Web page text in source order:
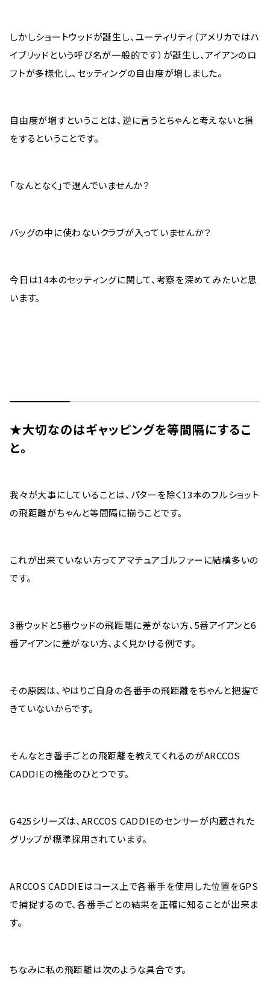
しかしショートウッドが誕生し、ユーティリティ（アメリカではハ
イブリッドという呼び名が一般的です）が誕生し、アイアンのロ
フトが多様化し、セッティングの自由度が増しました。
自由度が増すということは、逆に言うとちゃんと考えないと損
をするということです。
「なんとなく」で選んでいませんか？
バッグの中に使わないクラブが入っていませんか？
今日は14本のセッティングに関して、考察を深めてみたいと思
います。
★大切なのはギャッピングを等間隔にするこ
と。
我々が大事にしていることは、パターを除く13本のフルショット
の飛距離がちゃんと等間隔に揃うことです。
これが出来ていない方ってアマチュアゴルファーに結構多いの
です。
3番ウッドと5番ウッドの飛距離に差がない方、5番アイアンと6
番アイアンに差がない方、よく見かける例です。
その原因は、やはりご自身の各番手の飛距離をちゃんと把握で
きていないからです。
そんなとき番手ごとの飛距離を教えてくれるのがARCCOS
CADDIEの機能のひとつです。
G425シリーズは、ARCCOS CADDIEのセンサーが内蔵された
グリップが標準採用されています。
ARCCOS CADDIEはコース上で各番手を使用した位置をGPS
で捕捉するので、各番手ごとの結果を正確に知ることが出来ま
す。
ちなみに私の飛距離は次のような具合です。